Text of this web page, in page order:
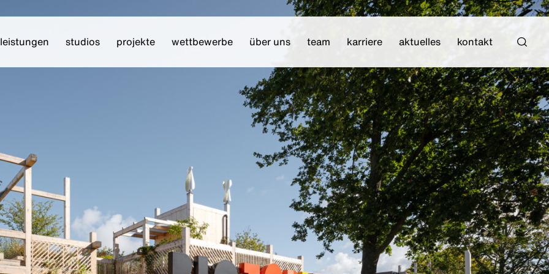
leistungen studios projekte wettbewerbe über uns team karriere aktuelles kontakt